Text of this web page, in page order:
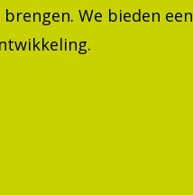
We bieden een